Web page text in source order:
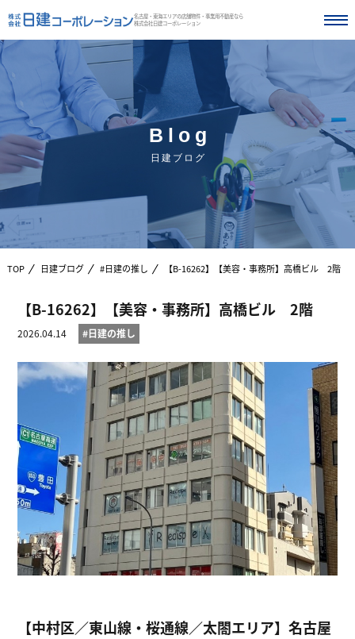
名古屋・東海エリアの店舗物件・事業用不動産なら
株式会社日建コーポレーション
Blog
日建ブログ
TOP 日建ブログ #日建の推し 【B-16262】【美容・事務所】高橋ビル 2階
【B-16262】【美容・事務所】高橋ビル 2階
2026.04.14 #日建の推し
【中村区／東山線・桜通線／太閤エリア】名古屋